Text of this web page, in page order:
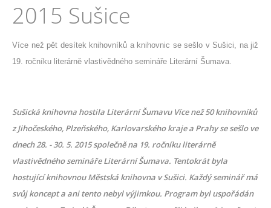
2015 Sušice
Více než pět desítek knihovníků a knihovnic se sešlo v Sušici, na již
19. ročníku literárně vlastivědného semináře Literární Šumava.
Sušická knihovna hostila Literární Šumavu Více než 50 knihovníků
z Jihočeského, Plzeňského, Karlovarského kraje a Prahy se sešlo ve
dnech 28. - 30. 5. 2015 společně na 19. ročníku literárně
vlastivědného semináře Literární Šumava. Tentokrát byla
hostující knihovnou Městská knihovna v Sušici. Každý seminář má
svůj koncept a ani tento nebyl výjimkou. Program byl uspořádán